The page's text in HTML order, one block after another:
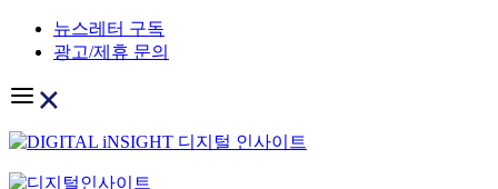
Skip
content
뉴스레터 구독
광고/제휴 문의